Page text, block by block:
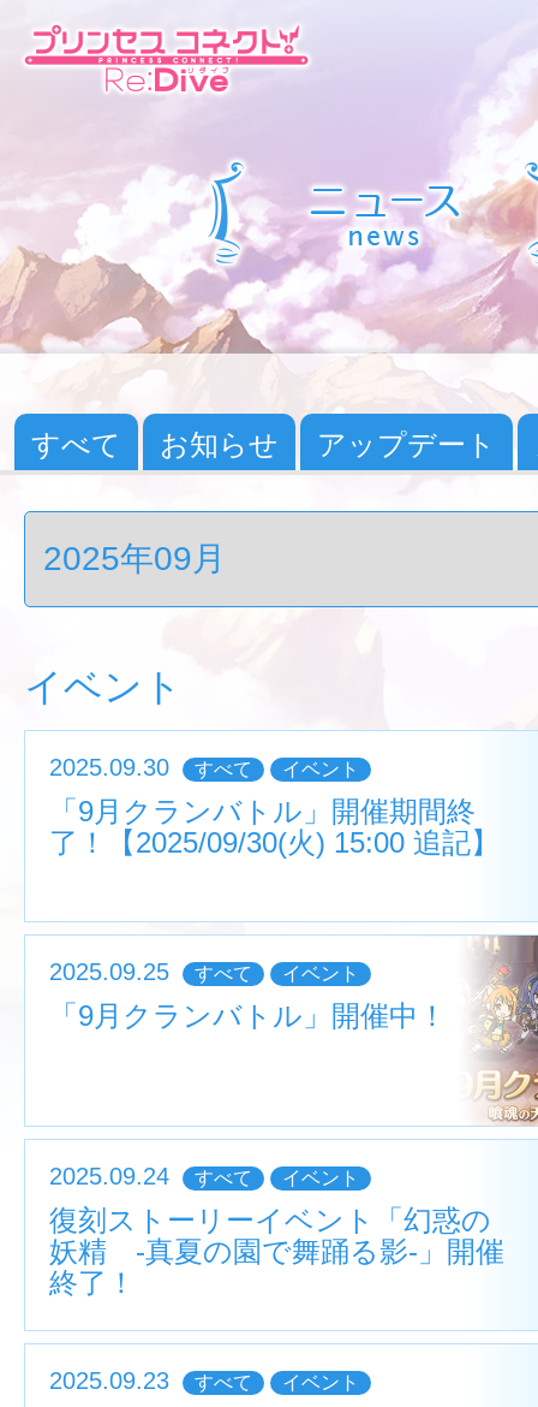
すべて お知らせ アップデート
イベント
2025.09.30 すべて イベント
「9月クランバトル」開催期間終
了！【2025/09/30(火) 15:00 追記】
2025.09.25 すべて イベント
「9月クランバトル」開催中！
2025.09.24 すべて イベント
復刻ストーリーイベント「幻惑の
妖精 ‐真夏の園で舞踊る影‐」開催
終了！
2025.09.23 すべて イベント